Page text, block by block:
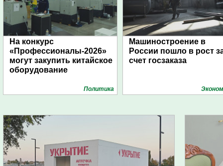
На конкурс
«Профессионалы-2026»
могут закупить китайское
оборудование
Политика
Машиностроение в
России пошло в рост
счет госзаказа